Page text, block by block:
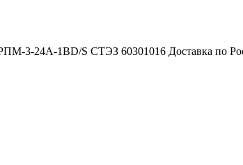
3-24A-1ВD/S СТЭЗ 60301016 Доставка по